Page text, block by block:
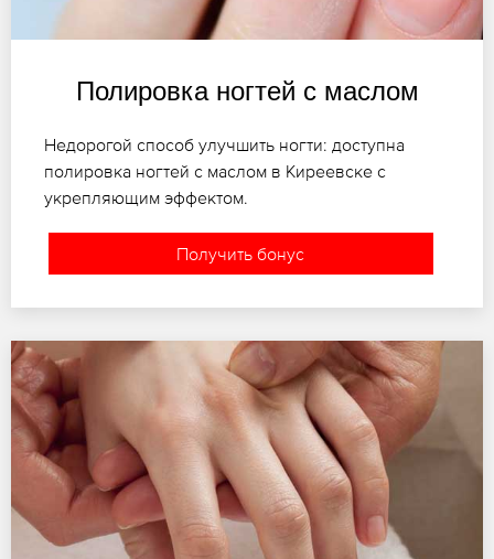
Полировка ногтей с маслом
Недорогой способ улучшить ногти: доступна
полировка ногтей с маслом в Киреевске с
укрепляющим эффектом.
Получить бонус